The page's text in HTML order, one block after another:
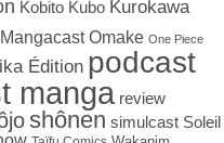
Kobito Kubo Kurokawa
Mangacast Omake One Piece
Édition podcast
manga review
shônen simulcast Soleil